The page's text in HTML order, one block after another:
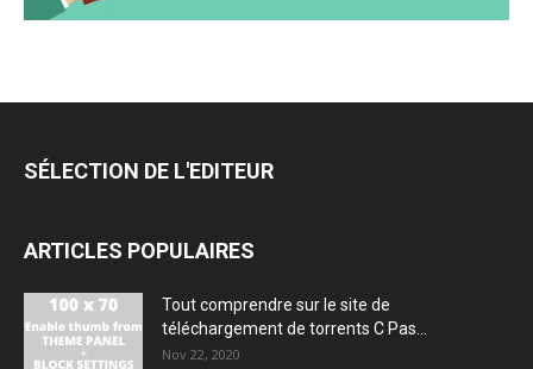
SÉLECTION DE L'EDITEUR
ARTICLES POPULAIRES
Tout comprendre sur le site de
téléchargement de torrents C Pas...
Nov 22, 2020